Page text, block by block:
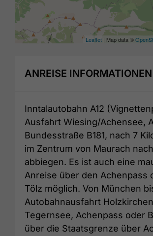
Leaflet | Map data ©
ANREISE INFORMATIONEN
Inntalautobahn A12
Ausfahrt Wiesing/Achensee,
Bundesstraße B181, nach 7
im Zentrum von Maurach
abbiegen. Es ist auch eine
Anreise über den Achenpass
Tölz möglich. Von München
Autobahnausfahrt
Tegernsee, Achenpass oder
über die Staatsgrenze über